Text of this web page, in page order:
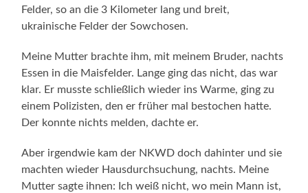
Felder, so an die 3 Kilometer lang und breit,
ukrainische Felder der Sowchosen.
Meine Mutter brachte ihm, mit meinem Bruder, nachts
Essen in die Maisfelder. Lange ging das nicht, das war
klar. Er musste schließlich wieder ins Warme, ging zu
einem Polizisten, den er früher mal bestochen hatte.
Der konnte nichts melden, dachte er.
Aber irgendwie kam der NKWD doch dahinter und sie
machten wieder Hausdurchsuchung, nachts. Meine
Mutter sagte ihnen: Ich weiß nicht, wo mein Mann ist,